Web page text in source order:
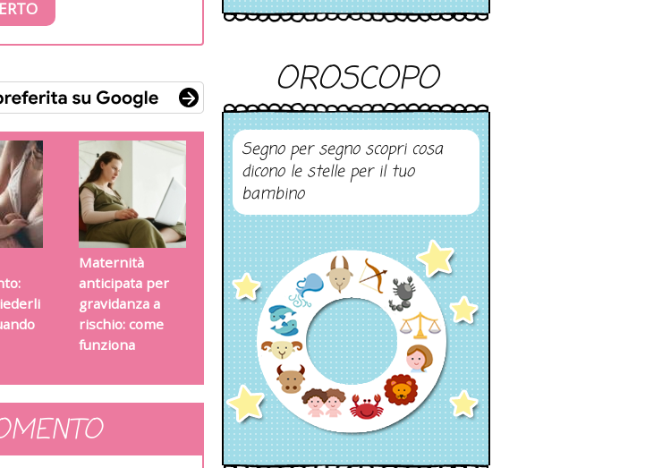
Maternità
anticipata per
gravidanza a
rischio: come
funziona
OROSCOPO
Segno per segno scopri cosa
dicono le stelle per il tuo
bambino